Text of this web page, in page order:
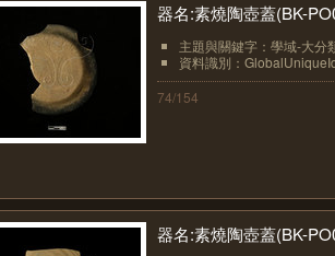
器名:素燒陶壺蓋(BK-
主題與關鍵字：學域-大分
資料識別：
74/154
器名:素燒陶壺蓋(BK-